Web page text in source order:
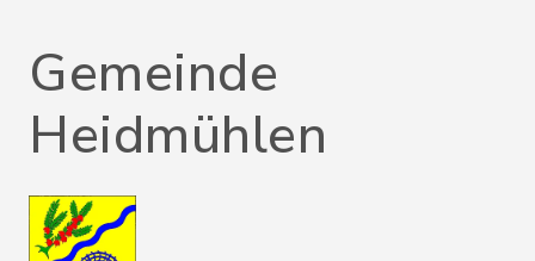
Gemeinde
Heidmühlen